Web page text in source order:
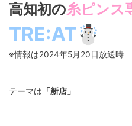
高知初の糸ピンス
TRE:AT☃
※情報は2024年5月20日放送時
テーマは 「新店」